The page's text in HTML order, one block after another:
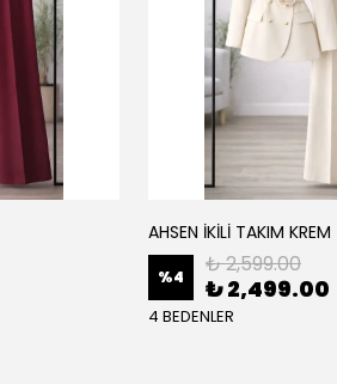
AHSEN İKİLİ TAKIM KREM
%4 ₺ 2,599.00
₺ 2,499.00
4 BEDENLER